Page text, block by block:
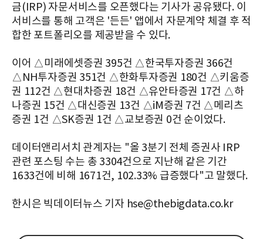
금(IRP) 자문서비스를 오픈했다는 기사가 공유됐다. 이
서비스를 통해 고객은 '든든' 앱에서 자문계약 체결 후 적
합한 포트폴리오를 제공받을 수 있다.
이어 △미래에셋증권 395건 △한국투자증권 366건
△NH투자증권 351건 △한화투자증권 180건 △키움증
권 112건 △현대차증권 18건 △유안타증권 17건 △하
나증권 15건 △대신증권 13건 △iM증권 7건 △메리츠
증권 1건 △SK증권 1건 △교보증권 0건 순이었다.
데이터앤리서치 관계자는 "올 3분기 전체 증권사 IRP
관련 포스팅 수는 총 3304건으로 지난해 같은 기간
1633건에 비해 1671건, 102.33% 급증했다"고 말했다.
한시은 빅데이터뉴스 기자 hse@thebigdata.co.kr